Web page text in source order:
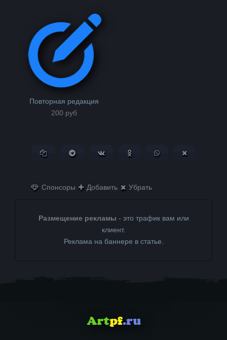
Повторная редакция
200 руб
Копировать ссылкуПоделиться в Telegram
Поделиться ВКонтактеПоделиться в
Поделиться в
Спонсоры Добавить Убрать
Размещение рекламы - это трафик вам или
клиент.
Реклама на баннере в статье.